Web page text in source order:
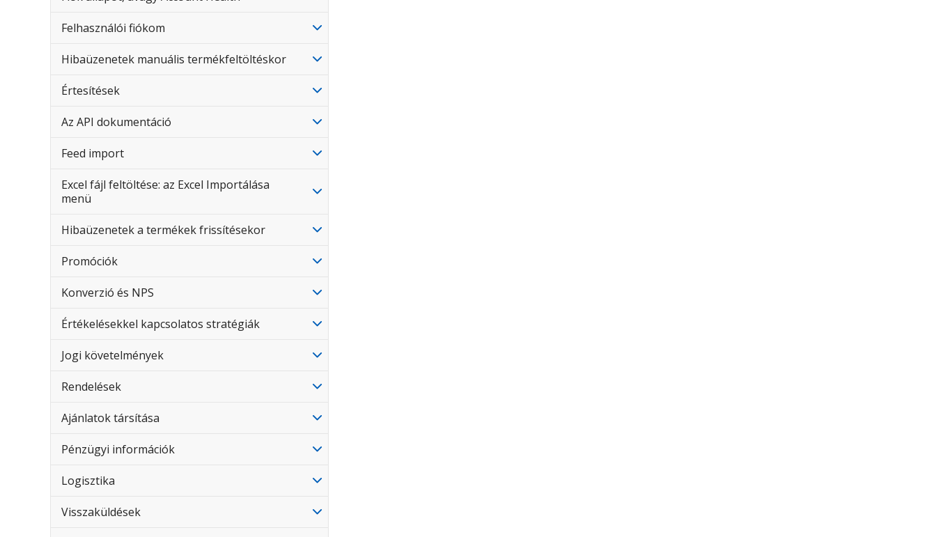
Felhasználói fiókom
Hibaüzenetek manuális termékfeltöltéskor
Értesítések
Az API dokumentáció
Feed import
Excel fájl feltöltése: az Excel Importálása
menü
Hibaüzenetek a termékek frissítésekor
Promóciók
Konverzió és NPS
Értékelésekkel kapcsolatos stratégiák
Jogi követelmények
Rendelések
Ajánlatok társítása
Pénzügyi információk
Logisztika
Visszaküldések